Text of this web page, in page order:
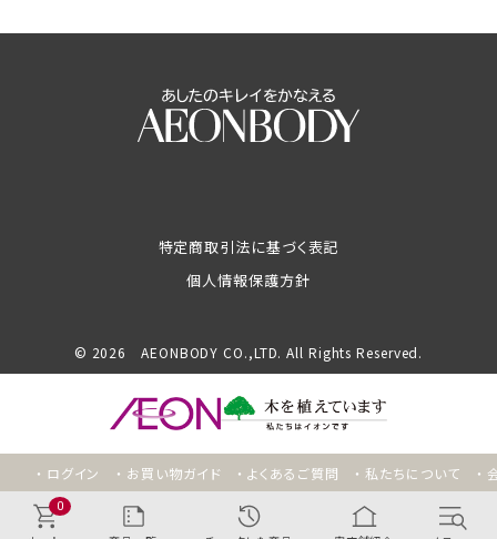
ログイン お買い物ガイド よくあるご質問 私たちについて
0
特定商取引法に基づく表記
個人情報保護方針
© 2026 AEONBODY CO.,LTD. All Rights Reserved.